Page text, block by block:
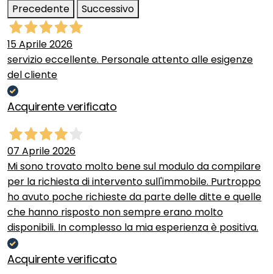
Precedente
Successivo
15 Aprile 2026
servizio eccellente. Personale attento alle esigenze
del cliente
Acquirente verificato
07 Aprile 2026
Mi sono trovato molto bene sul modulo da compilare
per la richiesta di intervento sull'immobile. Purtroppo
ho avuto poche richieste da parte delle ditte e quelle
che hanno risposto non sempre erano molto
disponibili. In complesso la mia esperienza è positiva.
Acquirente verificato